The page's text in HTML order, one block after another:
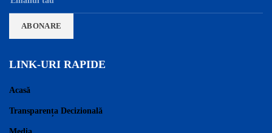
LINK-URI RAPIDE
Acasă
Transparența Decizională